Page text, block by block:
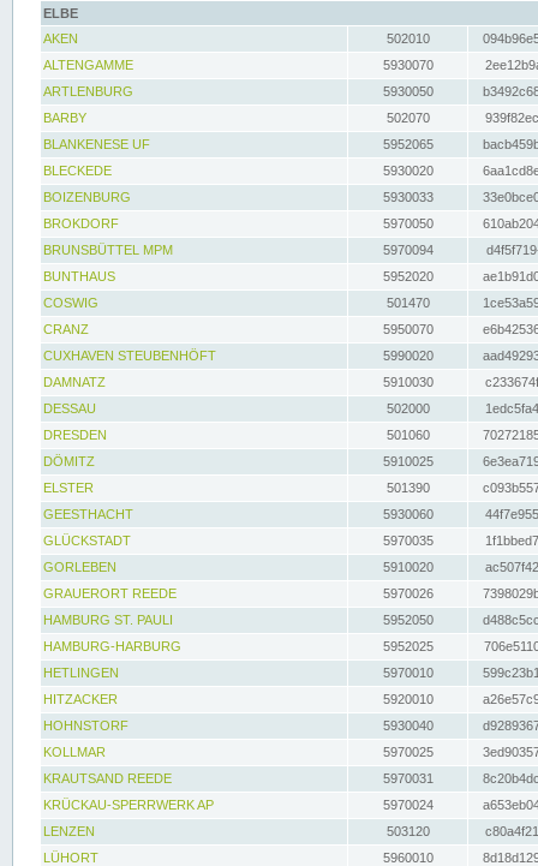
ELBE
AKEN
502010
ALTENGAMME
5930070
ARTLENBURG
5930050
BARBY
502070
BLANKENESE UF
5952065
BLECKEDE
5930020
BOIZENBURG
5930033
BROKDORF
5970050
BRUNSBÜTTEL MPM
5970094
BUNTHAUS
5952020
COSWIG
501470
CRANZ
5950070
CUXHAVEN STEUBENHÖFT
5990020
DAMNATZ
5910030
DESSAU
502000
DRESDEN
501060
DÖMITZ
5910025
ELSTER
501390
GEESTHACHT
5930060
GLÜCKSTADT
5970035
GORLEBEN
5910020
GRAUERORT REEDE
5970026
HAMBURG ST. PAULI
5952050
HAMBURG-HARBURG
5952025
HETLINGEN
5970010
HITZACKER
5920010
HOHNSTORF
5930040
KOLLMAR
5970025
KRAUTSAND REEDE
5970031
KRÜCKAU-SPERRWERK AP
5970024
LENZEN
503120
LÜHORT
5960010